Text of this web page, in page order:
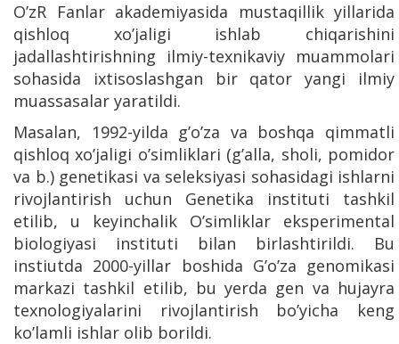
O’zR Fanlar akademiyasida mustaqillik yillarida
qishloq xo’jaligi ishlab chiqarishini
jadallashtirishning ilmiy-texnikaviy muammolari
sohasida ixtisoslashgan bir qator yangi ilmiy
muassasalar yaratildi.
Masalan, 1992-yilda g’o’za va boshqa qimmatli
qishloq xo’jaligi o’simliklari (g’alla, sholi, pomidor
va b.) genetikasi va seleksiyasi sohasidagi ishlarni
rivojlantirish uchun Genetika instituti tashkil
etilib, u keyinchalik O’simliklar eksperimental
biologiyasi instituti bilan birlashtirildi. Bu
instiutda 2000-yillar boshida G’o’za genomikasi
markazi tashkil etilib, bu yerda gen va hujayra
texnologiyalarini rivojlantirish bo’yicha keng
ko’lamli ishlar olib borildi.